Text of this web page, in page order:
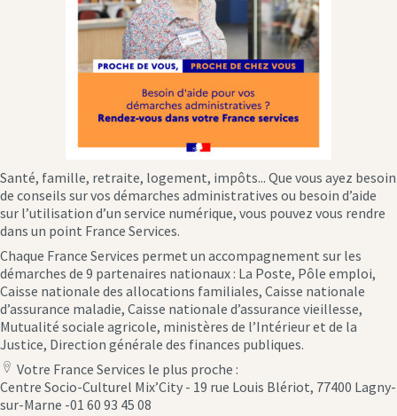
Santé, famille, retraite, logement, impôts... Que vous ayez besoin
de conseils sur vos démarches administratives ou besoin d’aide
sur l’utilisation d’un service numérique, vous pouvez vous rendre
dans un point France Services.
Chaque France Services permet un accompagnement sur les
démarches de 9 partenaires nationaux : La Poste, Pôle emploi,
Caisse nationale des allocations familiales, Caisse nationale
d’assurance maladie, Caisse nationale d’assurance vieillesse,
Mutualité sociale agricole, ministères de l’Intérieur et de la
Justice, Direction générale des finances publiques.
location
icon
Votre France Services le plus proche :
Centre Socio-Culturel Mix’City - 19 rue Louis Blériot, 77400 Lagny-
sur-Marne -01 60 93 45 08